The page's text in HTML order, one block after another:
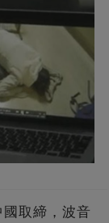
取締，波音